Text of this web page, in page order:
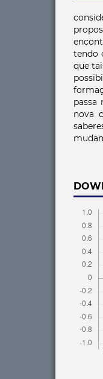
tendo
que
passa
nova